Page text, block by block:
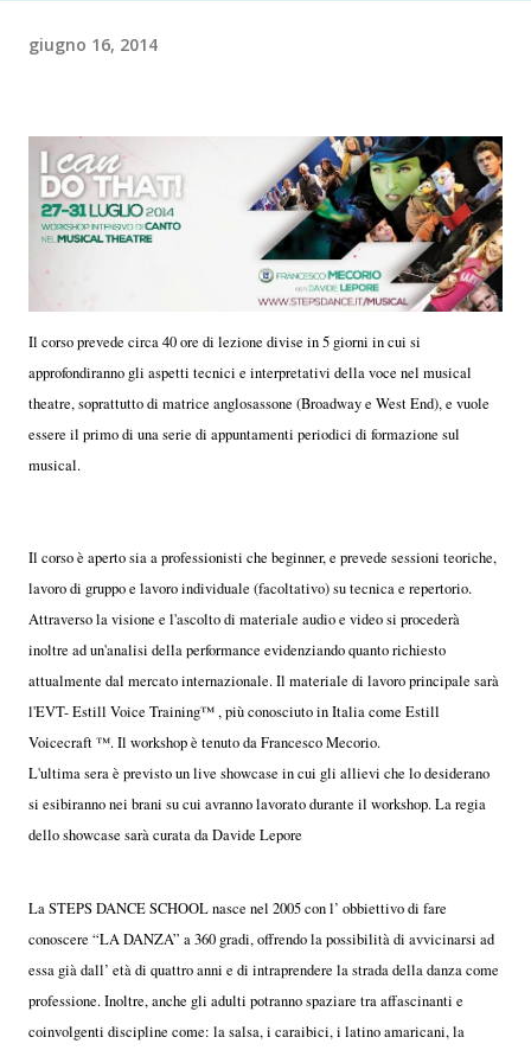
giugno 16, 2014
Il corso prevede circa 40 ore di lezione divise in 5 giorni in cui si
approfondiranno gli aspetti tecnici e interpretativi della voce nel musical
theatre, soprattutto di matrice anglosassone (Broadway e West End), e vuole
essere il primo di una serie di appuntamenti periodici di formazione sul
musical.
Il corso è aperto sia a professionisti che beginner, e prevede sessioni teoriche,
lavoro di gruppo e lavoro individuale (facoltativo) su tecnica e repertorio.
Attraverso la visione e l'ascolto di materiale audio e video si procederà
inoltre ad un'analisi della performance evidenziando quanto richiesto
attualmente dal mercato internazionale. Il materiale di lavoro principale sarà
l'EVT- Estill Voice Training™ , più conosciuto in Italia come Estill
Voicecraft ™. Il workshop è tenuto da Francesco Mecorio.
L'ultima sera è previsto un live showcase in cui gli allievi che lo desiderano
si esibiranno nei brani su cui avranno lavorato durante il workshop. La regia
dello showcase sarà curata da Davide Lepore
La STEPS DANCE SCHOOL nasce nel 2005 con l’ obbiettivo di fare
conoscere “LA DANZA” a 360 gradi, offrendo la possibilità di avvicinarsi ad
essa già dall’ età di quattro anni e di intraprendere la strada della danza come
professione. Inoltre, anche gli adulti potranno spaziare tra affascinanti e
coinvolgenti discipline come: la salsa, i caraibici, i latino amaricani, la